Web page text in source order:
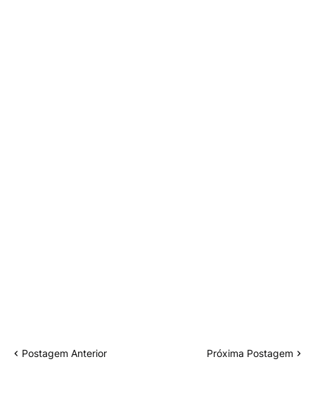
Postagem Anterior Próxima Postagem